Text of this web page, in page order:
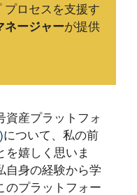
プロセスを支援す
ネージャーが提供
資産プラットフォ
について、私の前
を嬉しく思いま
自身の経験から学
のプラットフォー